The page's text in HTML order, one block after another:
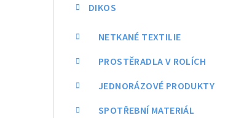
DIKOS
NETKANÉ TEXTILIE
PROSTĚRADLA V ROLÍCH
JEDNORÁZOVÉ PRODUKTY
SPOTŘEBNÍ MATERIÁL